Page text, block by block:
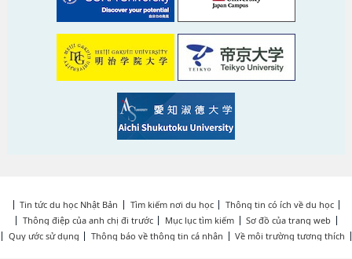
Tin tức du học Nhật Bản Tìm kiếm nơi du học
Thông tin có ích về du học
Thông điệp của anh chị đi trước
Mục lục tìm kiếm
Sơ đồ của trang web
Quy ước sử dụng
Thông báo về thông tin cá nhân Về môi trường tương thích